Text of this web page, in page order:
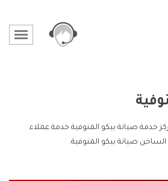
خدمة صيانة بيكو المنوفية خدمة عملاء
صيانة بيكو المنوفية.